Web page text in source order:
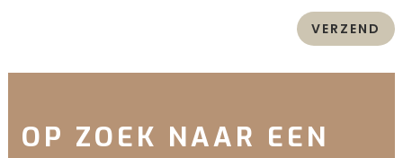
OP ZOEK NAAR EEN